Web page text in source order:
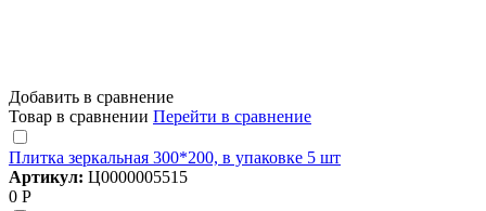
Добавить в сравнение
Товар в сравнении Перейти в сравнение
Плитка зеркальная 300*200, в упаковке 5 шт
Артикул: Ц0000005515
0 Р